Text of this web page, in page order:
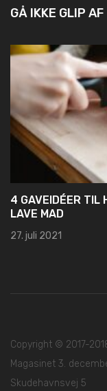
GÅ IKKE GLIP AF
4 GAVEIDÉER TIL
LAVE MAD
27. juli 2021
Copyright © 2017-
Magasinet 3.
Skudehavnsvej 5